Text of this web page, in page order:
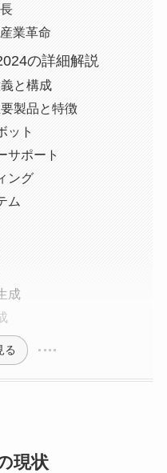
業革命
の詳細解説
と構成
製品と特徴
ット
サポート
ング
ム
成
る
現状